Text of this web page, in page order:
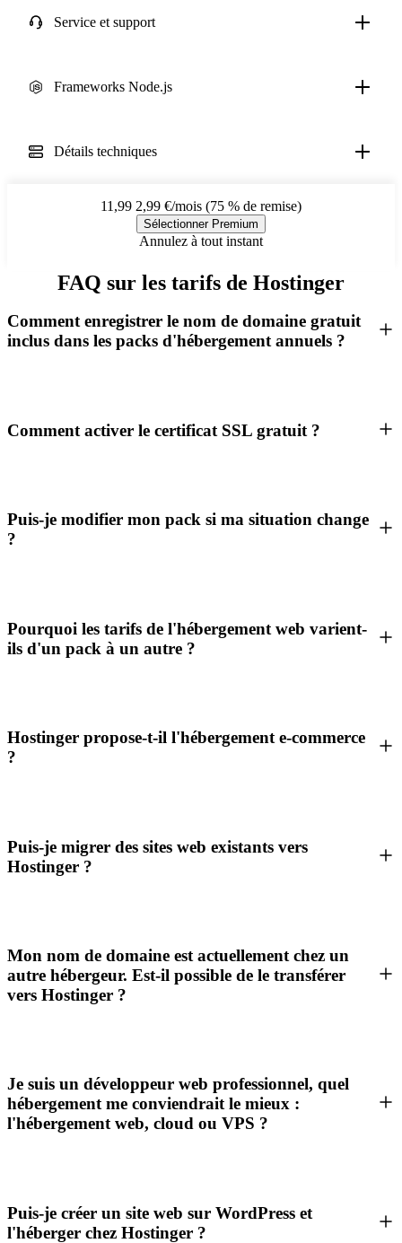
Service et support
Frameworks Node.js
Détails techniques
11,99 2,99 €/mois (75 % de remise)
Sélectionner Premium
Annulez à tout instant
FAQ sur les tarifs de Hostinger
Comment enregistrer le nom de domaine gratuit
inclus dans les packs d'hébergement annuels ?
Comment activer le certificat SSL gratuit ?
Puis-je modifier mon pack si ma situation change
?
Pourquoi les tarifs de l'hébergement web varient-
ils d'un pack à un autre ?
Hostinger propose-t-il l'hébergement e-commerce
?
Puis-je migrer des sites web existants vers
Hostinger ?
Mon nom de domaine est actuellement chez un
autre hébergeur. Est-il possible de le transférer
vers Hostinger ?
Je suis un développeur web professionnel, quel
hébergement me conviendrait le mieux :
l'hébergement web, cloud ou VPS ?
Puis-je créer un site web sur WordPress et
l'héberger chez Hostinger ?